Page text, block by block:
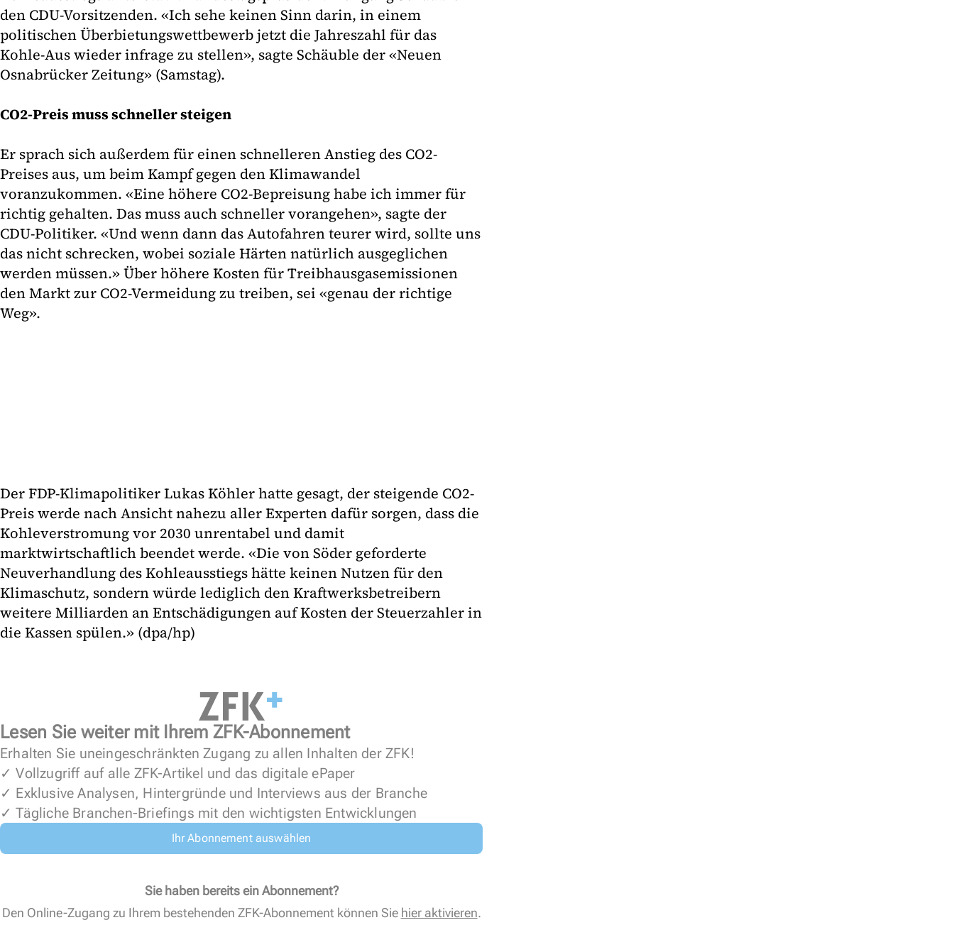
den CDU-Vorsitzenden. «Ich sehe keinen Sinn darin, in einem
politischen Überbietungswettbewerb jetzt die Jahreszahl für das
Kohle-Aus wieder infrage zu stellen», sagte Schäuble der «Neuen
Osnabrücker Zeitung» (Samstag).
CO2-Preis muss schneller steigen
Er sprach sich außerdem für einen schnelleren Anstieg des CO2-
Preises aus, um beim Kampf gegen den Klimawandel
voranzukommen. «Eine höhere CO2-Bepreisung habe ich immer für
richtig gehalten. Das muss auch schneller vorangehen», sagte der
CDU-Politiker. «Und wenn dann das Autofahren teurer wird, sollte uns
das nicht schrecken, wobei soziale Härten natürlich ausgeglichen
werden müssen.» Über höhere Kosten für Treibhausgasemissionen
den Markt zur CO2-Vermeidung zu treiben, sei «genau der richtige
Weg».
Der FDP-Klimapolitiker Lukas Köhler hatte gesagt, der steigende CO2-
Preis werde nach Ansicht nahezu aller Experten dafür sorgen, dass die
Kohleverstromung vor 2030 unrentabel und damit
marktwirtschaftlich beendet werde. «Die von Söder geforderte
Neuverhandlung des Kohleausstiegs hätte keinen Nutzen für den
Klimaschutz, sondern würde lediglich den Kraftwerksbetreibern
weitere Milliarden an Entschädigungen auf Kosten der Steuerzahler in
die Kassen spülen.» (dpa/hp)
Lesen Sie weiter mit Ihrem ZFK-Abonnement
Erhalten Sie uneingeschränkten Zugang zu allen Inhalten der ZFK!
✓ Vollzugriff auf alle ZFK-Artikel und das digitale ePaper
✓ Exklusive Analysen, Hintergründe und Interviews aus der Branche
✓ Tägliche Branchen-Briefings mit den wichtigsten Entwicklungen
Ihr Abonnement auswählen
Sie haben bereits ein Abonnement?
Den Online-Zugang zu Ihrem bestehenden ZFK-Abonnement können Sie hier aktivieren.